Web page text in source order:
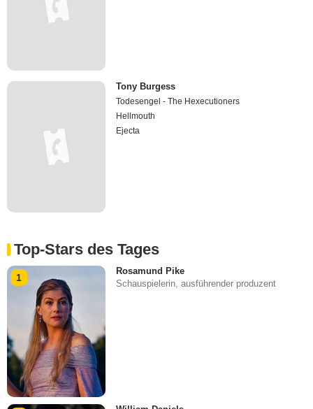
Tony Burgess
Todesengel - The Hexecutioners
Hellmouth
Ejecta
Top-Stars des Tages
1
Rosamund Pike
Schauspielerin, ausführender produzent